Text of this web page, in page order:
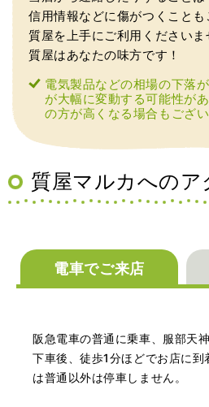
（兵庫県宝塚市）預かって頂くと
も見て頂く事が出き、購入した商
何かあった時にはこちらでお願い
した。質屋さんはわりと利用して
いましたが、今までの質屋さん
印象でした。何度でも伺いたく
当にありがとうございました。
信用情報などに傷がつくことも
質屋を上手にご利用くださいま
質屋はあなたの味方です！
電気製品などの相場の下落
が大幅に変動する可能性が
の方が高くなる場合もござい
質屋マルカへのア
電車でご来店
阪急電車の普通に乗車、服部天
下車後、徒歩1分ほどでお店に
は普通以外は停車しません。